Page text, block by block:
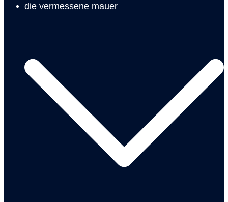
die vermessene mauer